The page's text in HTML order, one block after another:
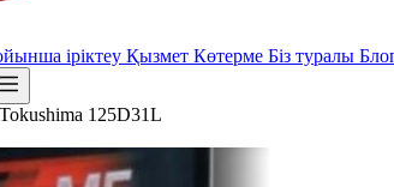
іріктеу Қызмет Көтерме Біз туралы
Tokushima 125D31L